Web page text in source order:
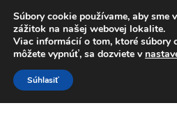
DOPRAVA od 6 EUR
Po–Pi 09:00–16:00 233
Preskočiť
na
navigáciu
Preskočiť
na
obsah
Súbory cookie používame, aby
zážitok na našej webovej lokalite.
Viac informácií o tom, ktoré súbory
môžete vypnúť, sa dozviete v
Súhlasiť